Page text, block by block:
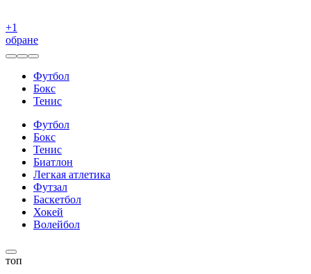
+1
обране
Футбол
Бокс
Тенис
Футбол
Бокс
Тенис
Биатлон
Легкая атлетика
Футзал
Баскетбол
Хокей
Волейбол
топ